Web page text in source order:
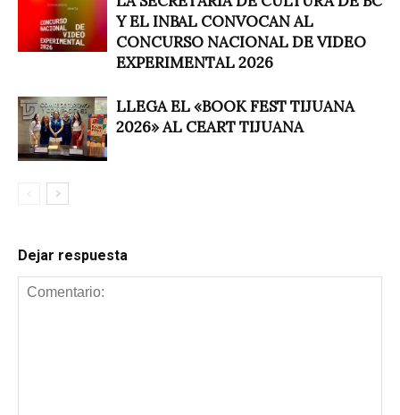
Y EL INBAL CONVOCAN AL
CONCURSO NACIONAL DE VIDEO
EXPERIMENTAL 2026
LLEGA EL «BOOK FEST TIJUANA
2026» AL CEART TIJUANA
Dejar respuesta